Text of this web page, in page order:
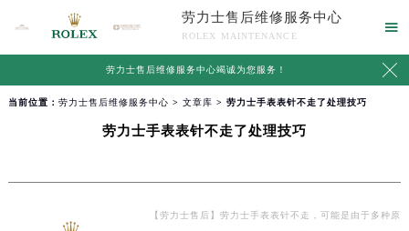
劳力士售后维修服务中心
ROLEX MAINTENANCE

劳力士售后维修服务中心竭诚为您服务！ 
当前位置： 劳力士售后维修服务中心 > 文章库 > 劳力士手表表针不走了处理技巧
劳力士手表表针不走了处理技巧
【劳力士售后】劳力士手表表针不走，可能是由于多种原